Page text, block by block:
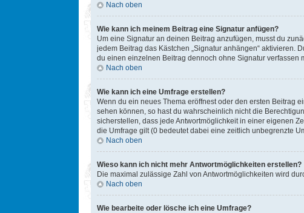
Nach oben
Wie kann ich meinem Beitrag eine Signatur anfügen?
Um eine Signatur an deinen Beitrag anzufügen, musst du
jedem Beitrag das Kästchen „Signatur anhängen“ aktivieren.
du einen einzelnen Beitrag dennoch ohne Signatur verfassen
Nach oben
Wie kann ich eine Umfrage erstellen?
Wenn du ein neues Thema eröffnest oder den ersten Beitrag
sehen können, so hast du wahrscheinlich nicht die
sicherstellen, dass jede Antwortmöglichkeit in einer eigenen
die Umfrage gilt (0 bedeutet dabei eine zeitlich unbegrenzte
Nach oben
Wieso kann ich nicht mehr Antwortmöglichkeiten erstellen?
Die maximal zulässige Zahl von Antwortmöglichkeiten wird
Nach oben
Wie bearbeite oder lösche ich eine Umfrage?